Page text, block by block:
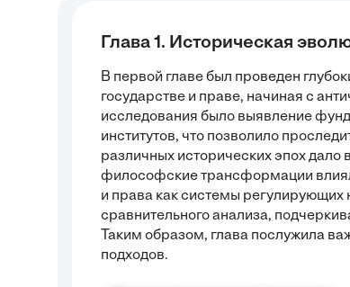
Глава 1. Историческая
В первой главе был проведен
государстве и праве, начиная с
исследования было выявление
институтов, что позволило
различных исторических эпох дало
философские трансформации
и права как системы регулирующих
сравнительного анализа,
Таким образом, глава послужила
подходов.